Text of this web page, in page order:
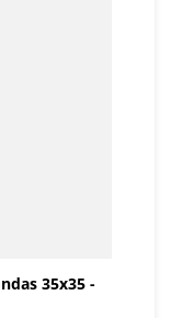
35x35 -